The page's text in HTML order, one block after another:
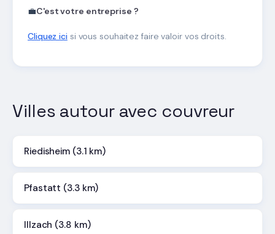
💼C'est votre entreprise ?
Cliquez icisi vous souhaitez faire valoir vos droits.
Villes autour avec couvreur
Riedisheim (3.1 km)
Pfastatt (3.3 km)
Illzach (3.8 km)